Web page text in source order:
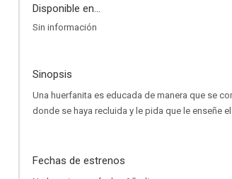
Disponible en...
Sin información
Sinopsis
Una huerfanita es educada de manera que se
donde se haya recluida y le pida que le enseñe
Fechas de estrenos